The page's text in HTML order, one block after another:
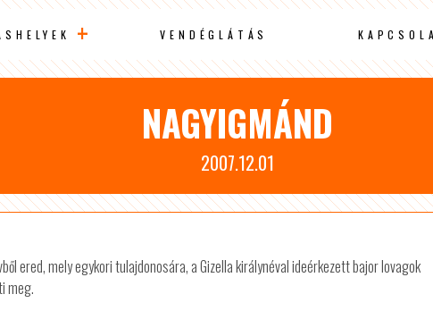
VENDÉGLÁTÁS
NAGYIGMÁND
2007.12.01
ered, mely egykori tulajdonosára, a Gizella királynéval ideérkezett bajor lovagok
meg.